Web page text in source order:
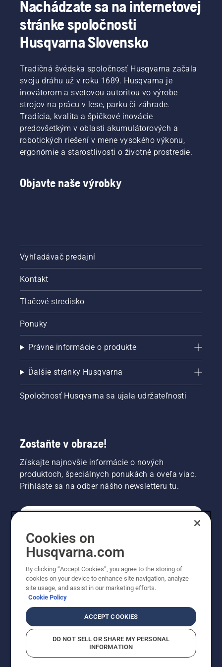
na čo by
ste mali
Nachádzate sa na internetovej
stránke spoločnosti
Husqvarna Slovensko
Tradičná švédska spoločnosť Husqvarna začala
svoju dráhu už v roku 1689. Husqvarna je
inovátorom a svetovou autoritou vo výrobe
strojov na prácu v lese, parku či záhrade.
Tradícia, kvalita a špičkové inovácie
predovšetkým v oblasti akumulátorových a
robotických riešení v mene vysokého výkonu,
ergonómie a starostlivosti o životné prostredie.
Objavte naše výrobky
Vyhľadávač predajní
Kontakt
Tlačové stredisko
Ponuky
Právne informácie o produkte
Ďalšie stránky Husqvarna
Spoločnosť Husqvarna sa ujala udržateľnosti
Zostaňte v obraze!
Získajte najnovšie informácie o nových
produktoch, špeciálnych ponukách a oveľa viac.
Prihláste sa na odber nášho newsletteru tu.
PROFESIONÁLNE
Cookies on
Husqvarna.com
By clicking “Accept Cookies”, you agree to the storing of
cookies on your device to enhance site navigation, analyze
site usage, and assist in our marketing efforts.
Cookie Policy
ACCEPT COOKIES
DO NOT SELL OR SHARE MY PERSONAL
INFORMATION